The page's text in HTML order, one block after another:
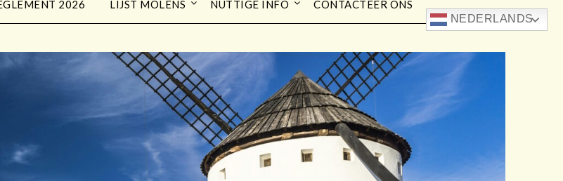
2026 LIJST MOLENS NUTTIGE INFO CONTACTEER ONS
NEDERLANDS